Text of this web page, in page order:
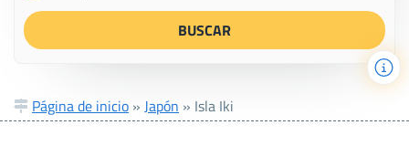
Página de inicio » Japón » Isla Iki